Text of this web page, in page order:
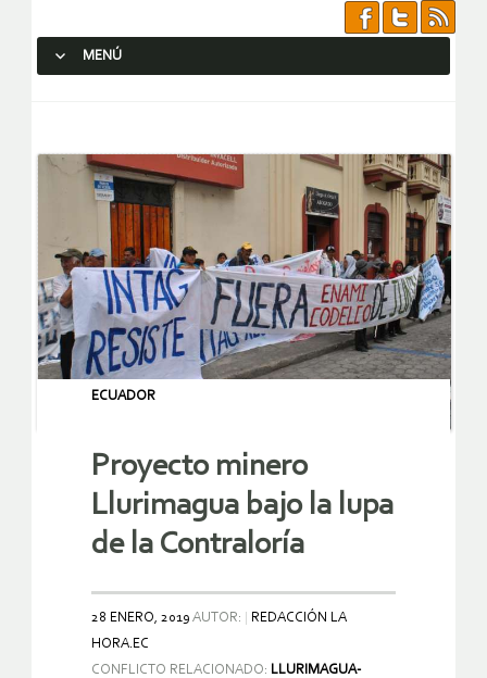
MENÚ
ECUADOR
Proyecto minero
Llurimagua bajo la lupa
de la Contraloría
28 ENERO, 2019 AUTOR:
REDACCIÓN LA
HORA.EC
CONFLICTO RELACIONADO: LLURIMAGUA-